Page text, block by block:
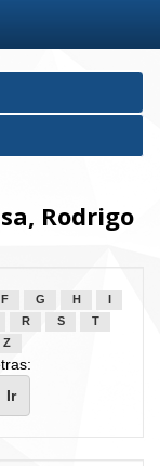
Rodrigo
F G H
R S
T
Z